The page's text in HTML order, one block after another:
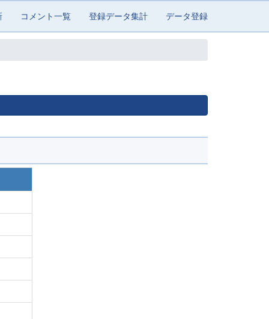
コメント一覧 登録データ集計 データ登録